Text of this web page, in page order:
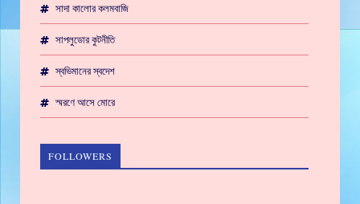
সাদা কালোর কলমবাজি
সাপলুডোর কুটনীতি
স্বভিমানের স্বদেশ
স্মরণে আসে মোরে
FOLLOWERS